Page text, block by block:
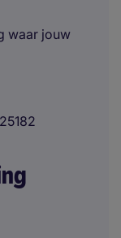
waar jouw